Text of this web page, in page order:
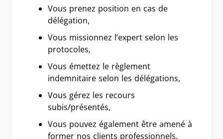
Vous prenez position en cas de
délégation,
Vous missionnez l’expert selon les
protocoles,
Vous émettez le règlement
indemnitaire selon les délégations,
Vous gérez les recours
subis/présentés,
Vous pouvez également être amené à
former nos clients professionnels.